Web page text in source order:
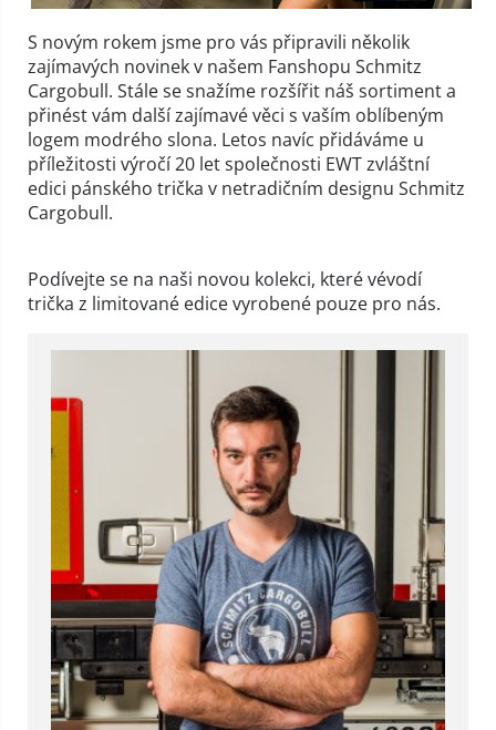
S novým rokem jsme pro vás připravili několik
zajímavých novinek v našem Fanshopu Schmitz
Cargobull. Stále se snažíme rozšířit náš sortiment a
přinést vám další zajímavé věci s vaším oblíbeným
logem modrého slona. Letos navíc přidáváme u
příležitosti výročí 20 let společnosti EWT zvláštní
edici pánského trička v netradičním designu Schmitz
Cargobull.
Podívejte se na naši novou kolekci, které vévodí
trička z limitované edice vyrobené pouze pro nás.